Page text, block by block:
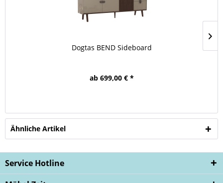
Dogtas BEND Sideboard
ab 699,00 € *
Ähnliche Artikel
Service Hotline